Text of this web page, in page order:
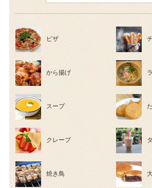
ピザ
から揚げ
スープ
クレープ
焼き鳥